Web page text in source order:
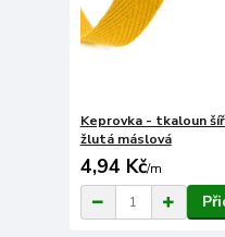
Keprovka - tkaloun
žlutá máslová
4,94 Kč/m